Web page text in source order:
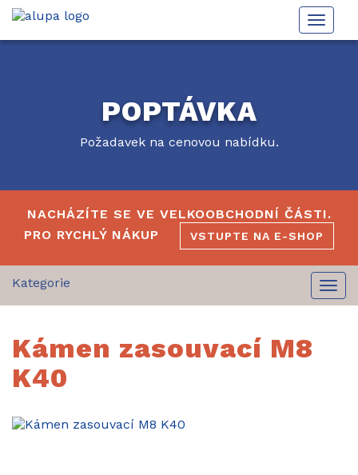
Toggle
POPTÁVKA
Požadavek na cenovou nabídku.
NACHÁZÍTE SE VE VELKOOBCHODNÍ ČÁSTI.
PRO RYCHLÝ NÁKUP
VSTUPTE NA E-SHOP
Kámen zasouvací M8
K40